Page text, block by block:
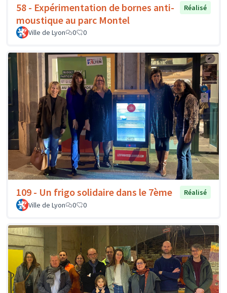
58 - Expérimentation de bornes anti-
moustique au parc Montel
Réalisé
Ville de Lyon 0 0
109 - Un frigo solidaire dans le 7ème
Réalisé
Ville de Lyon
0 0